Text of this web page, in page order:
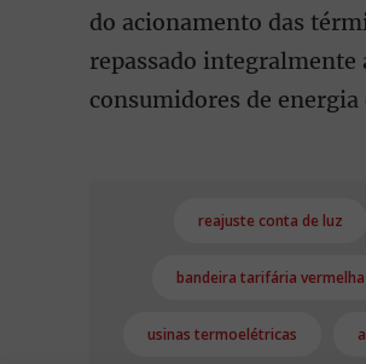
do acionamento das
repassado integralmente
consumidores de energia
reajuste conta de luz
bandeira tarifária vermelha
usinas termoelétricas